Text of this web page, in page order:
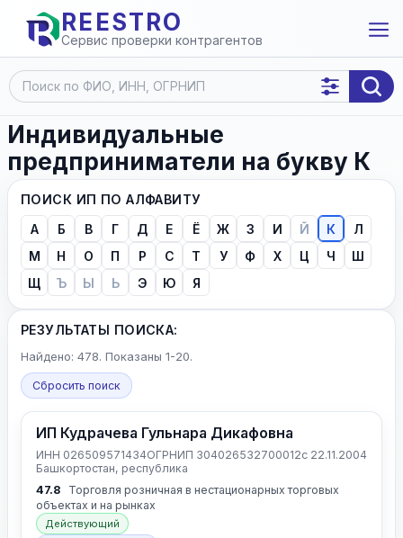
REESTRO
Сервис проверки контрагентов
Индивидуальные
предприниматели на букву К
ПОИСК ИП ПО АЛФАВИТУ
А
Б В Г Д Е Ё Ж З И Й К
Л
М
Н О П Р С Т У Ф Х Ц Ч
Ш
Щ
Ъ Ы Ь Э Ю Я
РЕЗУЛЬТАТЫ ПОИСКА:
Найдено: 478. Показаны 1-20.
Сбросить поиск
ИП Кудрачева Гульнара Дикафовна
ИНН 026509571434ОГРНИП 304026532700012с 22.11.2004
Башкортостан, республика
47.8
Торговля розничная в нестационарных торговых
объектах и на рынках
Действующий